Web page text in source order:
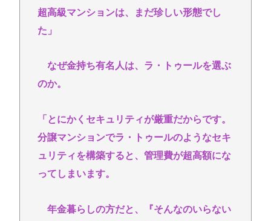
超高級マンションは、まだ珍しい形態でし
た」
なぜ金持ち有名人は、ラ・トゥールを選ぶ
のか。
「とにかくセキュリティが厳重だからです。
分譲マンションでラ・トゥールのようなセキ
ュリティを構築すると、管理費が超高額にな
ってしまいます。
年金暮らしの方だと、『そんなのいらない